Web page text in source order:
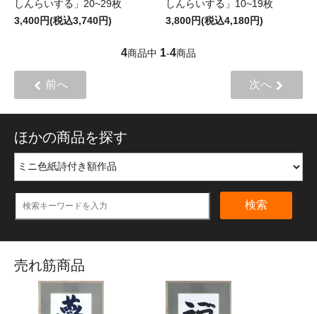
しんらいする」20~29枚
3,400円(税込3,740円)
しんらいする」10~19枚
3,800円(税込4,180円)
4商品中 1-4商品
前へ 次へ
ほかの商品を探す
検索
売れ筋商品